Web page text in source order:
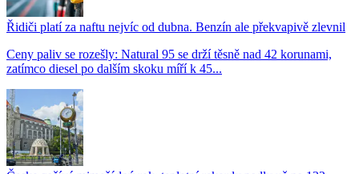
Řidiči platí za naftu nejvíc od dubna. Benzín ale překvapivě zlevnil
Ceny paliv se rozešly: Natural 95 se drží těsně nad 42 korunami,
zatímco diesel po dalším skoku míří k 45...